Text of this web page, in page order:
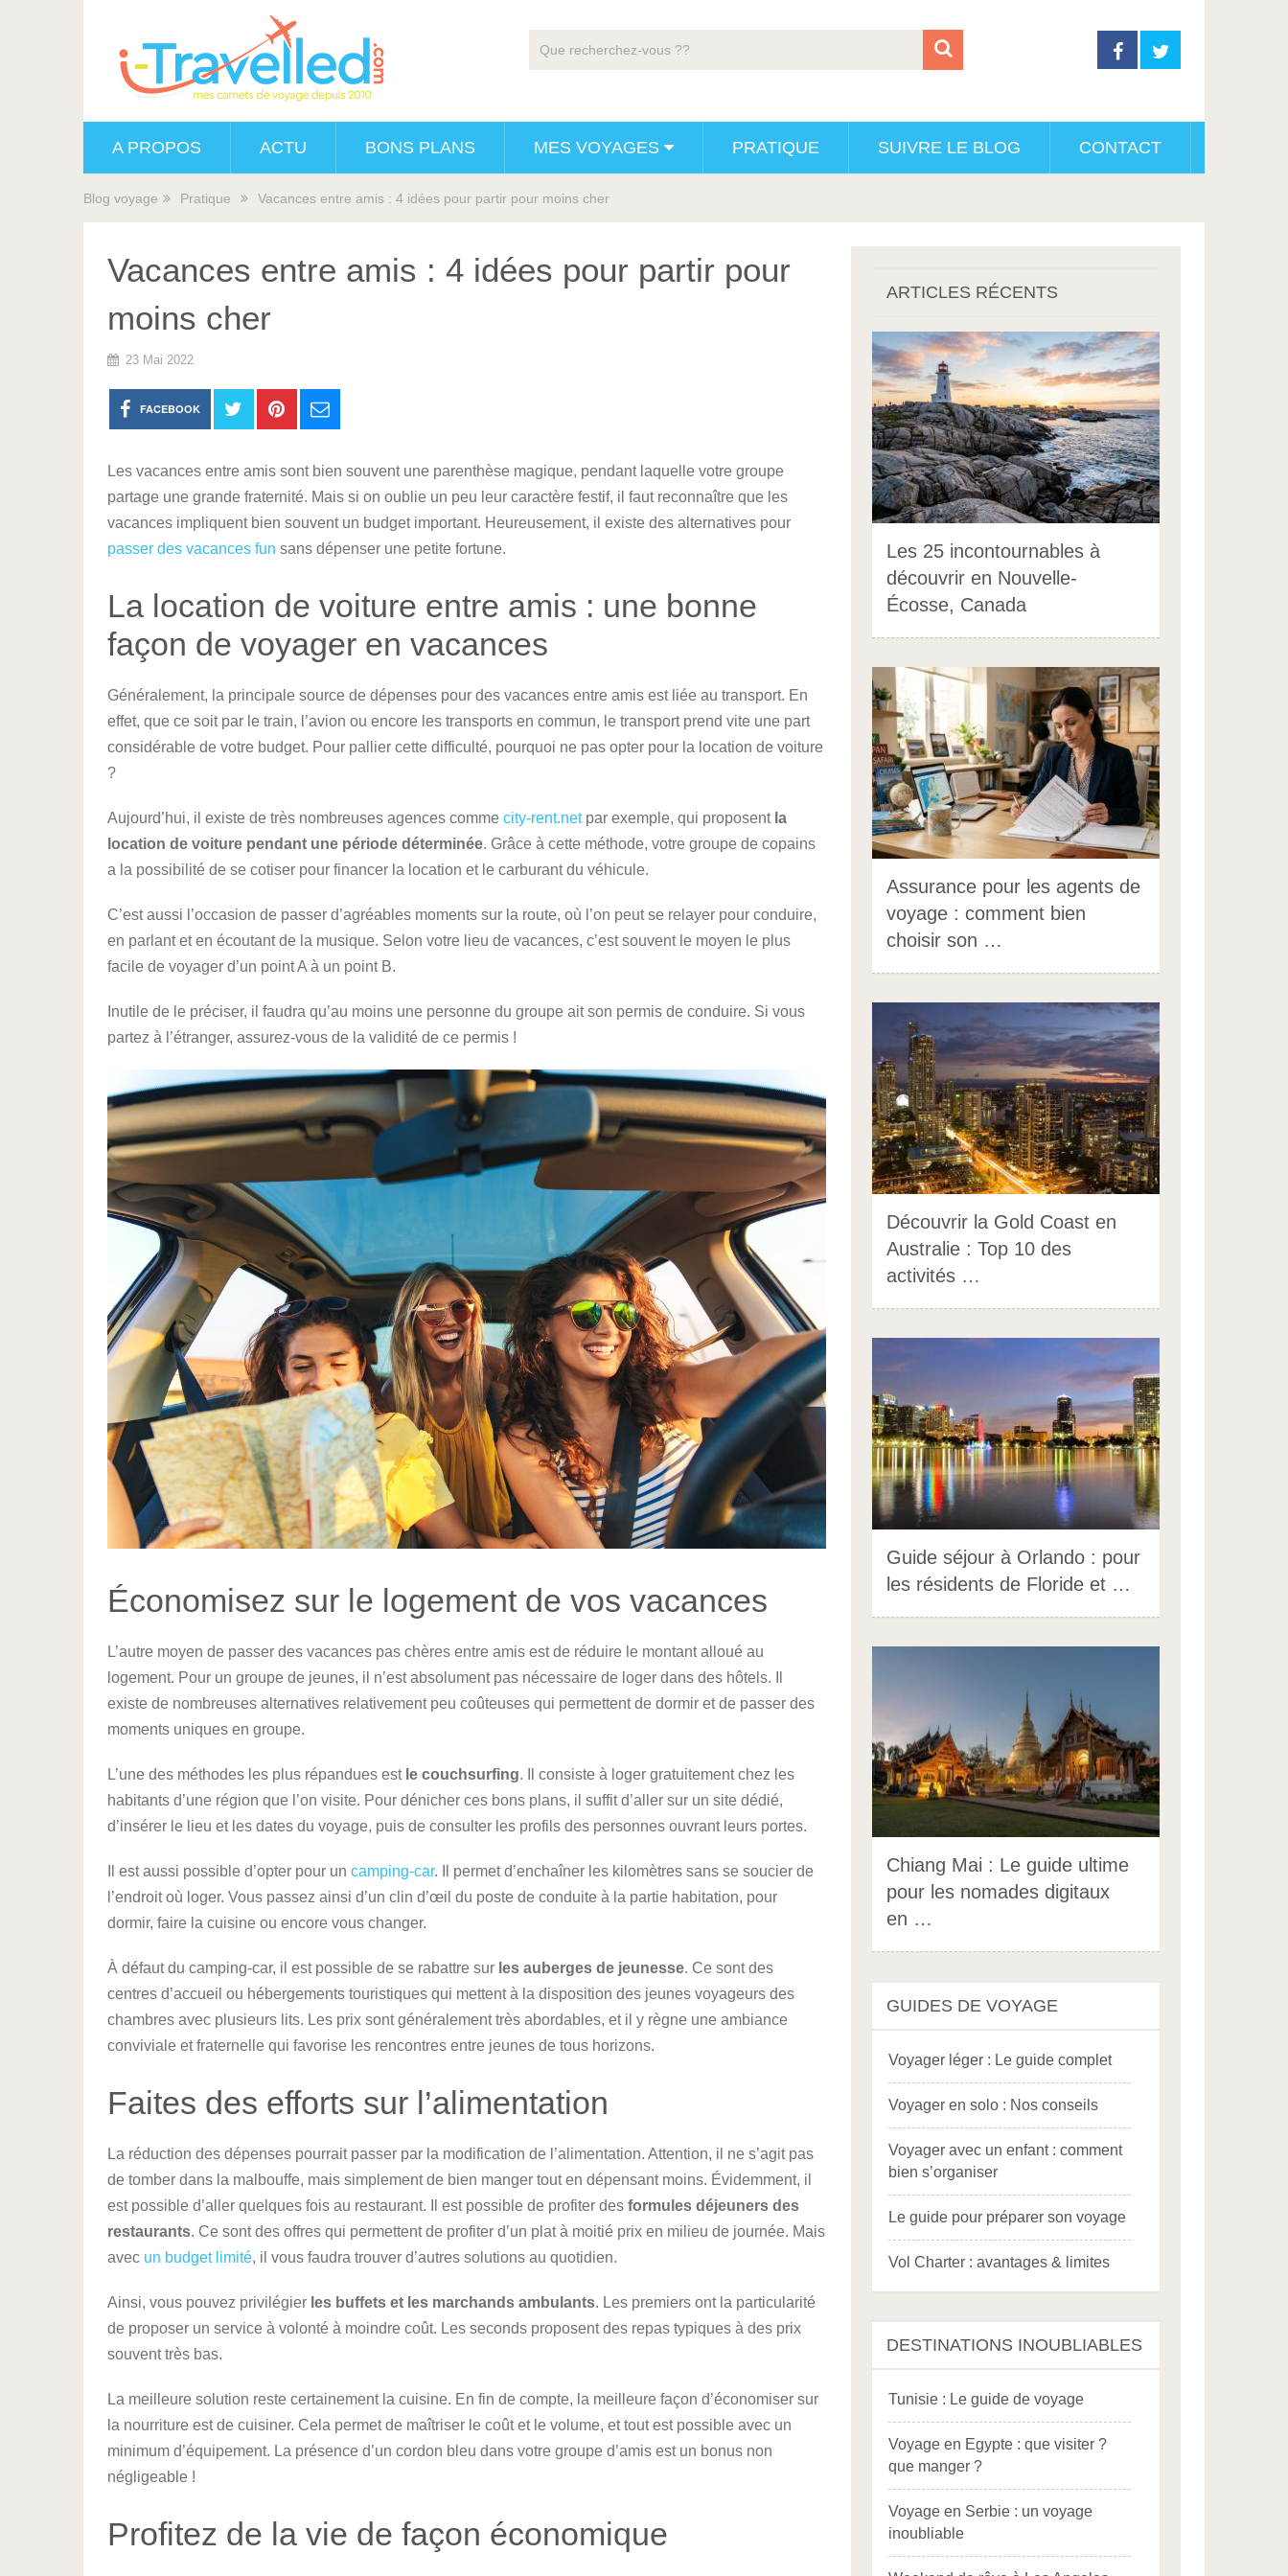
A PROPOS ACTU BONS PLANS MES VOYAGES PRATIQUE SUIVRE LE BLOG CONTACT
Blog voyage Pratique Vacances entre amis : 4 idées pour partir pour moins cher
Vacances entre amis : 4 idées pour partir pour
moins cher
23 Mai 2022
FACEBOOK
Les vacances entre amis sont bien souvent une parenthèse magique, pendant laquelle votre groupe
partage une grande fraternité. Mais si on oublie un peu leur caractère festif, il faut reconnaître que les
vacances impliquent bien souvent un budget important. Heureusement, il existe des alternatives pour
passer des vacances fun sans dépenser une petite fortune.
La location de voiture entre amis : une bonne
façon de voyager en vacances
Généralement, la principale source de dépenses pour des vacances entre amis est liée au transport. En
effet, que ce soit par le train, l’avion ou encore les transports en commun, le transport prend vite une part
considérable de votre budget. Pour pallier cette difficulté, pourquoi ne pas opter pour la location de voiture
?
Aujourd’hui, il existe de très nombreuses agences comme city-rent.netpar exemple, qui proposent la
location de voiture pendant une période déterminée. Grâce à cette méthode, votre groupe de copains
a la possibilité de se cotiser pour financer la location et le carburant du véhicule.
C’est aussi l’occasion de passer d’agréables moments sur la route, où l’on peut se relayer pour conduire,
en parlant et en écoutant de la musique. Selon votre lieu de vacances, c’est souvent le moyen le plus
facile de voyager d’un point A à un point B.
Inutile de le préciser, il faudra qu’au moins une personne du groupe ait son permis de conduire. Si vous
partez à l’étranger, assurez-vous de la validité de ce permis !
Économisez sur le logement de vos vacances
L’autre moyen de passer des vacances pas chères entre amis est de réduire le montant alloué au
logement. Pour un groupe de jeunes, il n’est absolument pas nécessaire de loger dans des hôtels. Il
existe de nombreuses alternatives relativement peu coûteuses qui permettent de dormir et de passer des
moments uniques en groupe.
L’une des méthodes les plus répandues est le couchsurfing. Il consiste à loger gratuitement chez les
habitants d’une région que l’on visite. Pour dénicher ces bons plans, il suffit d’aller sur un site dédié,
d’insérer le lieu et les dates du voyage, puis de consulter les profils des personnes ouvrant leurs portes.
Il est aussi possible d’opter pour un camping-car. Il permet d’enchaîner les kilomètres sans se soucier de
l’endroit où loger. Vous passez ainsi d’un clin d’œil du poste de conduite à la partie habitation, pour
dormir, faire la cuisine ou encore vous changer.
À défaut du camping-car, il est possible de se rabattre sur les auberges de jeunesse. Ce sont des
centres d’accueil ou hébergements touristiques qui mettent à la disposition des jeunes voyageurs des
chambres avec plusieurs lits. Les prix sont généralement très abordables, et il y règne une ambiance
conviviale et fraternelle qui favorise les rencontres entre jeunes de tous horizons.
Faites des efforts sur l’alimentation
La réduction des dépenses pourrait passer par la modification de l’alimentation. Attention, il ne s’agit pas
de tomber dans la malbouffe, mais simplement de bien manger tout en dépensant moins. Évidemment, il
est possible d’aller quelques fois au restaurant. Il est possible de profiter des formules déjeuners des
restaurants. Ce sont des offres qui permettent de profiter d’un plat à moitié prix en milieu de journée. Mais
avec un budget limité, il vous faudra trouver d’autres solutions au quotidien.
Ainsi, vous pouvez privilégier les buffets et les marchands ambulants. Les premiers ont la particularité
de proposer un service à volonté à moindre coût. Les seconds proposent des repas typiques à des prix
souvent très bas.
La meilleure solution reste certainement la cuisine. En fin de compte, la meilleure façon d’économiser sur
la nourriture est de cuisiner. Cela permet de maîtriser le coût et le volume, et tout est possible avec un
minimum d’équipement. La présence d’un cordon bleu dans votre groupe d’amis est un bonus non
négligeable !
Profitez de la vie de façon économique
ARTICLES RÉCENTS
Les 25 incontournables à
découvrir en Nouvelle-
Écosse, Canada
Assurance pour les agents de
voyage : comment bien
choisir son …
Découvrir la Gold Coast en
Australie : Top 10 des
activités …
Guide séjour à Orlando : pour
les résidents de Floride et …
Chiang Mai : Le guide ultime
pour les nomades digitaux
en …
GUIDES DE VOYAGE
Voyager léger : Le guide complet
Voyager en solo : Nos conseils
Voyager avec un enfant : comment
bien s’organiser
Le guide pour préparer son voyage
Vol Charter : avantages & limites
DESTINATIONS INOUBLIABLES
Tunisie : Le guide de voyage
Voyage en Egypte : que visiter ?
que manger ?
Voyage en Serbie : un voyage
inoubliable